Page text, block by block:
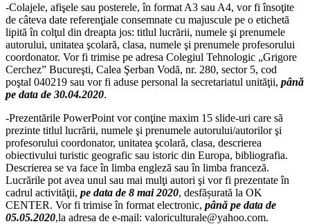
-Colajele, afişele sau posterele, în format A3 sau A4, vor fi însoţite
de câteva date referenţiale consemnate cu majuscule pe o etichetă
lipită în colţul din dreapta jos: titlul lucrării, numele şi prenumele
autorului, unitatea şcolară, clasa, numele şi prenumele profesorului
coordonator. Vor fi trimise pe adresa Colegiul Tehnologic „Grigore
Cerchez” Bucureşti, Calea Şerban Vodă, nr. 280, sector 5, cod
poştal 040219 sau vor fi aduse personal la secretariatul unităţii, până
pe data de 30.04.2020.
-Prezentările PowerPoint vor conţine maxim 15 slide-uri care să
prezinte titlul lucrării, numele şi prenumele autorului/autorilor şi
profesorului coordonator, unitatea şcolară, clasa, descrierea
obiectivului turistic geografic sau istoric din Europa, bibliografia.
Descrierea se va face în limba engleză sau în limba franceză.
Lucrările pot avea unul sau mai mulţi autori şi vor fi prezentate în
cadrul activităţii, pe data de 8 mai 2020, desfășurată la OK
CENTER. Vor fi trimise în format electronic, pânǎ pe data de
05.05.2020,la adresa de e-mail: valoriculturale@yahoo.com.